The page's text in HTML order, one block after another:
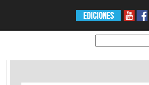
EDICIONES